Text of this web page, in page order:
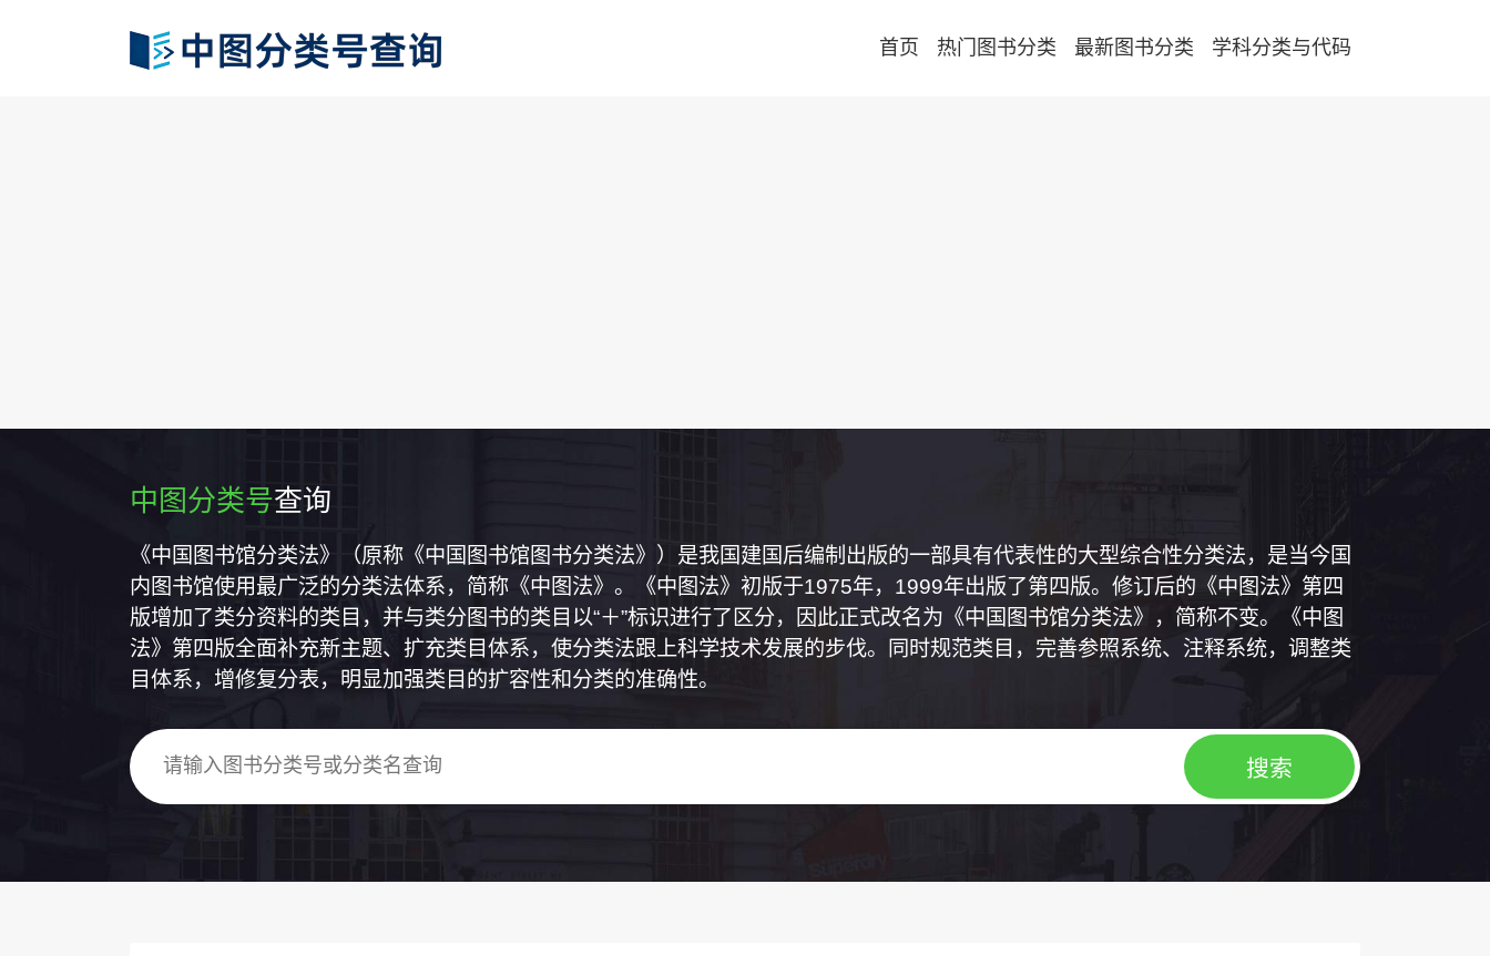
首页 热门图书分类 最新图书分类 学科分类与代码
中图分类号查询
《中国图书馆分类法》（原称《中国图书馆图书分类法》）是我国建国后编制出版的一部具有代表性的大型综合性分类法，是当今国
内图书馆使用最广泛的分类法体系，简称《中图法》。《中图法》初版于1975年，1999年出版了第四版。修订后的《中图法》第四
版增加了类分资料的类目，并与类分图书的类目以“＋”标识进行了区分，因此正式改名为《中国图书馆分类法》，简称不变。《中图
法》第四版全面补充新主题、扩充类目体系，使分类法跟上科学技术发展的步伐。同时规范类目，完善参照系统、注释系统，调整类
目体系，增修复分表，明显加强类目的扩容性和分类的准确性。